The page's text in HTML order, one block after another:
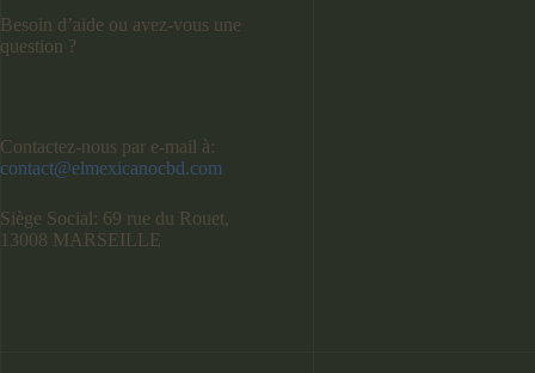
Besoin d’aide ou avez-vous une
question ?
Contactez-nous par e-mail à:
contact@elmexicanocbd.com
Siège Social: 69 rue du Rouet,
13008 MARSEILLE